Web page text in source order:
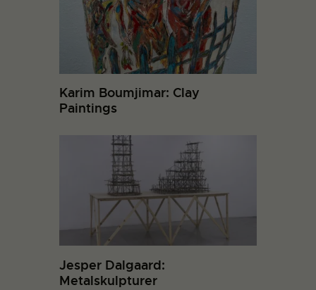
Karim Boumjimar: Clay
Paintings
Jesper Dalgaard:
Metalskulpturer